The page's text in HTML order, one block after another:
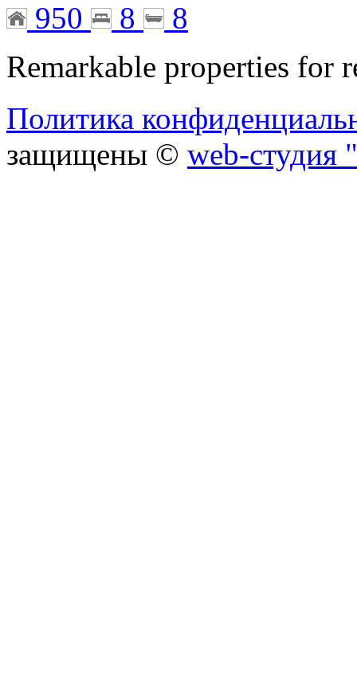
950
8
8
Remarkable properties for
Политика
защищены © web-студия